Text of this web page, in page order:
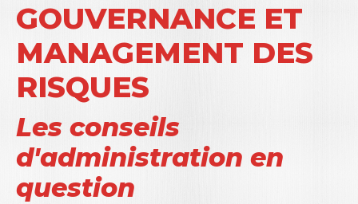
GOUVERNANCE ET
MANAGEMENT DES
RISQUES
Les conseils
d'administration en
question